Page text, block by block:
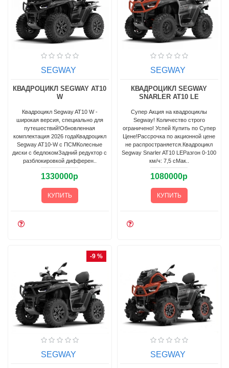
SEGWAY
КВАДРОЦИКЛ SEGWAY AT10
W
Квадроцикл Segway AT10 W -
широкая версия, специально для
путешествий!Обновленная
комплектация 2026 годаКвадроцикл
Segway AT10-W с ПСМКолесные
диски с бедлокомЗадний редуктор с
разблокировкой дифферен..
1330000р
КУПИТЬ
SEGWAY
КВАДРОЦИКЛ SEGWAY
SNARLER AT10 LE
Супер Акция на квадроциклы
Segway! Количество строго
ограничено! Успей Купить по Супер
Цене!Рассрочка по акционной цене
не распространяется.Квадроцикл
Segway Snarler AT10 LEРазгон 0-100
км/ч: 7,5 сМак..
1080000р
КУПИТЬ
-9 %
SEGWAY SEGWAY